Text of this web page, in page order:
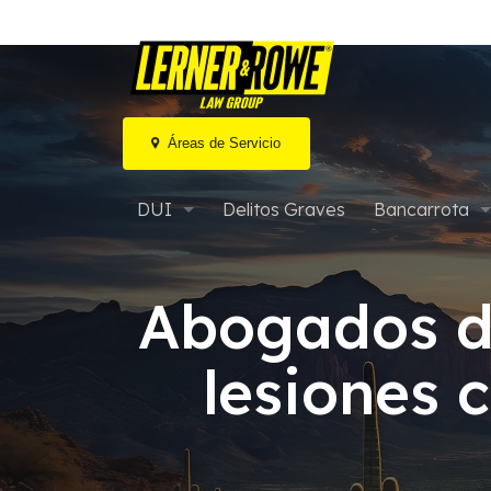
Áreas de Servicio
DUI
DUI por marihuana / Drogas
DUI agravado en Arizona
DUI Extremo o Súper Extremo
Delitos Graves Bancarrota
Bancarrota
Bancarrota
Bancarrota y
Abogados
lesiones